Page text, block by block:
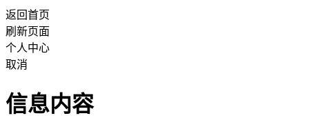
返回首页
刷新页面
个人中心
取消
信息内容